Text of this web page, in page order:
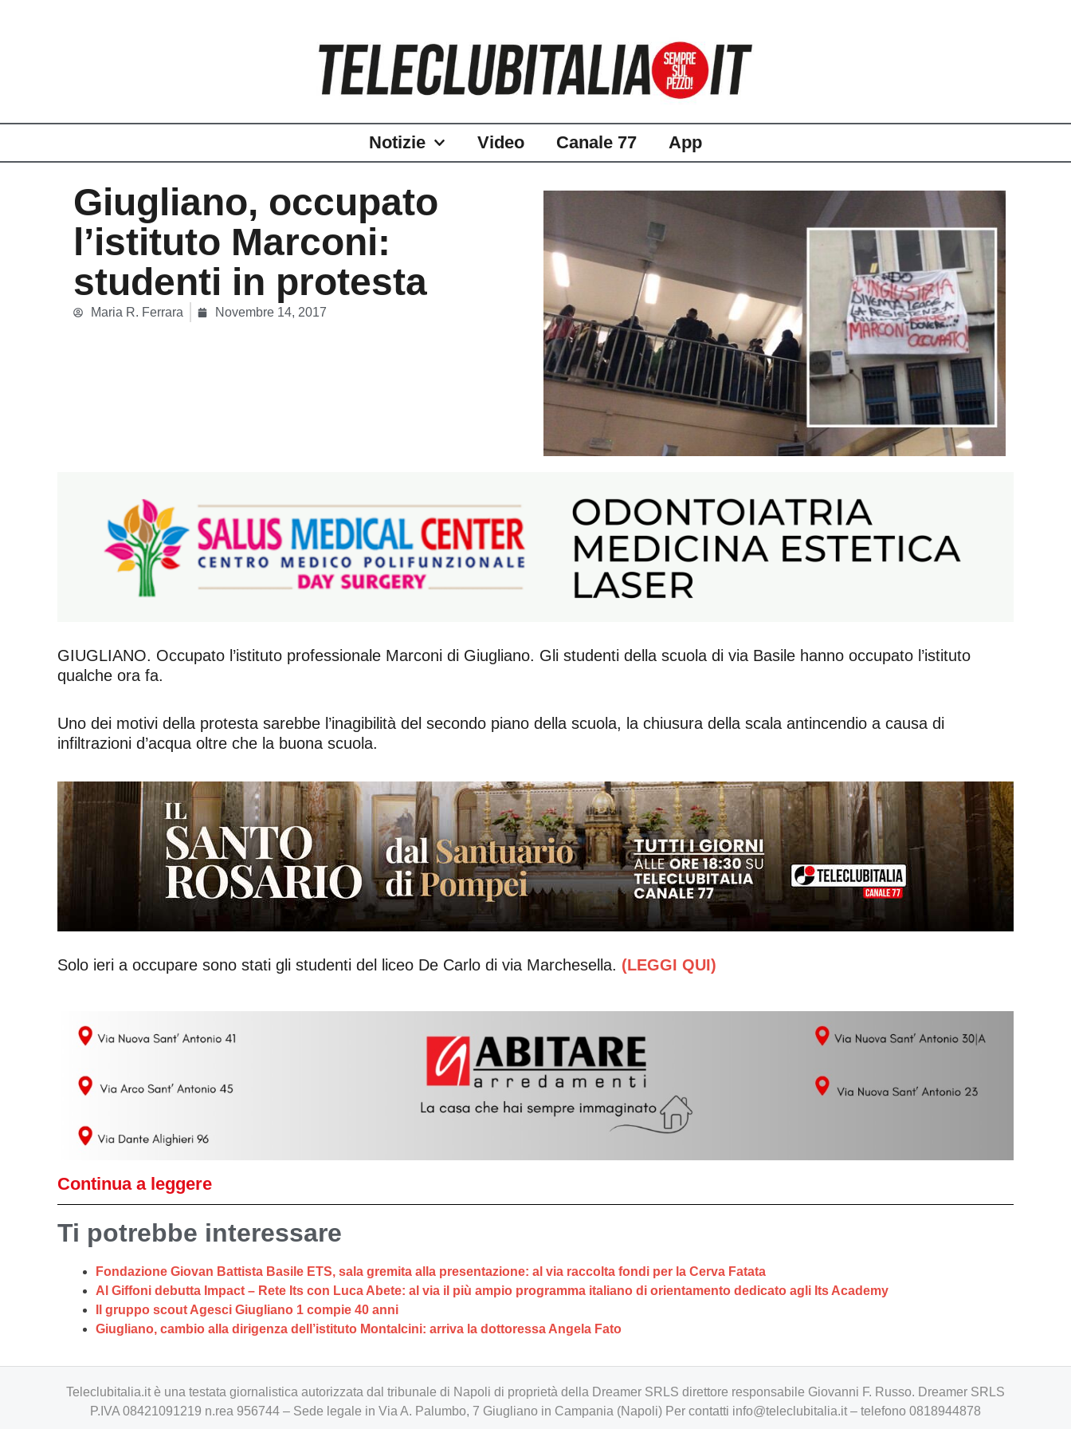
Notizie Video Canale 77 App
Giugliano, occupato
l’istituto Marconi:
studenti in protesta
Maria R. Ferrara Novembre 14, 2017
GIUGLIANO. Occupato l’istituto professionale Marconi di Giugliano. Gli studenti della scuola di via Basile hanno occupato l’istituto
qualche ora fa.
Uno dei motivi della protesta sarebbe l’inagibilità del secondo piano della scuola, la chiusura della scala antincendio a causa di
infiltrazioni d’acqua oltre che la buona scuola.
Solo ieri a occupare sono stati gli studenti del liceo De Carlo di via Marchesella. (LEGGI QUI)
Continua a leggere
Ti potrebbe interessare
Fondazione Giovan Battista Basile ETS, sala gremita alla presentazione: al via raccolta fondi per la Cerva Fatata
Al Giffoni debutta Impact – Rete Its con Luca Abete: al via il più ampio programma italiano di orientamento dedicato agli Its Academy
Il gruppo scout Agesci Giugliano 1 compie 40 anni
Giugliano, cambio alla dirigenza dell’istituto Montalcini: arriva la dottoressa Angela Fato
Teleclubitalia.it è una testata giornalistica autorizzata dal tribunale di Napoli di proprietà della Dreamer SRLS direttore responsabile Giovanni F. Russo. Dreamer SRLS
P.IVA 08421091219 n.rea 956744 – Sede legale in Via A. Palumbo, 7 Giugliano in Campania (Napoli) Per contatti info@teleclubitalia.it – telefono 0818944878